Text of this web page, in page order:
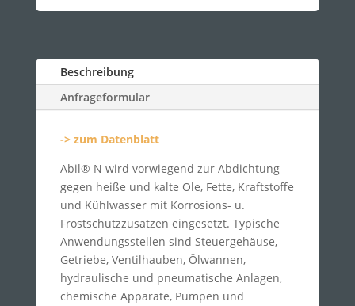
Beschreibung
Anfrageformular
-> zum Datenblatt
Abil® N wird vorwiegend zur Abdichtung
gegen heiße und kalte Öle, Fette, Kraftstoffe
und Kühlwasser mit Korrosions- u.
Frostschutzzusätzen eingesetzt. Typische
Anwendungsstellen sind Steuergehäuse,
Getriebe, Ventilhauben, Ölwannen,
hydraulische und pneumatische Anlagen,
chemische Apparate, Pumpen und